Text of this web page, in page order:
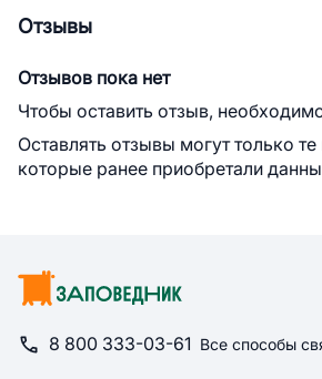
Отзывы
Отзывов пока нет
Чтобы оставить отзыв,
Оставлять отзывы могут только те
которые ранее приобретали
8 800 333-03-61 Все способы